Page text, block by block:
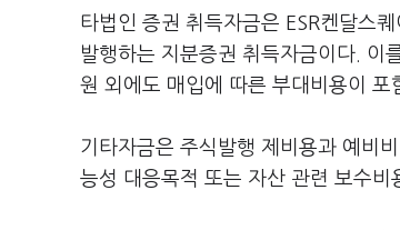
타법인 증권 취득자금은 ESR켄달스
발행하는 지분증권 취득자금이다. 이
원 외에도 매입에 따른 부대비용이 포
기타자금은 주식발행 제비용과 예비
능성 대응목적 또는 자산 관련 보수비